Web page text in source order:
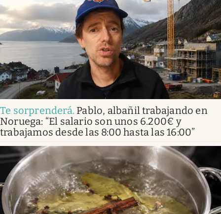
Te sorprenderá. Pablo, albañil trabajando en
Noruega: “El salario son unos 6.200€ y
trabajamos desde las 8:00 hasta las 16:00”